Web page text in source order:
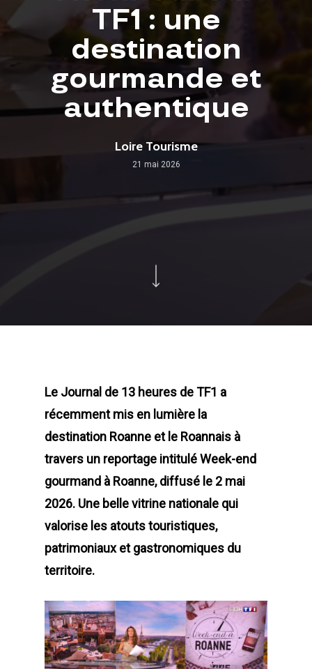
TF1 : une
destination
gourmande et
authentique
Loire Tourisme
21 mai 2026
Le Journal de 13 heures de TF1 a
récemment mis en lumière la
destination Roanne et le Roannais à
travers un reportage intitulé Week-end
gourmand à Roanne, diffusé le 2 mai
2026. Une belle vitrine nationale qui
valorise les atouts touristiques,
patrimoniaux et gastronomiques du
territoire.